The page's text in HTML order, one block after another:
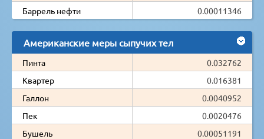
Баррель нефти 0.00011346
Американские меры сыпучих тел
Пинта
0.032762
Квартер
0.016381
Галлон
0.0040952
Пек
0.0020476
Бушель
0.00051191